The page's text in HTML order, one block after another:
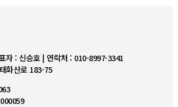
: 신승호 | 연락처 : 010-8997-3341
화산로 183-75